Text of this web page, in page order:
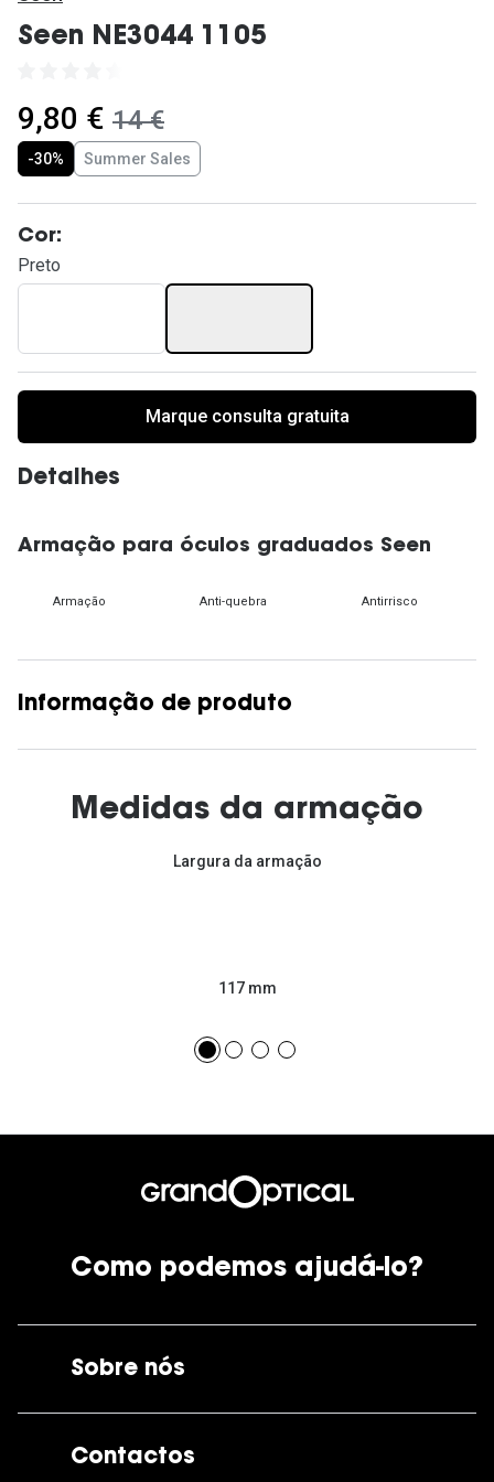
Seen NE3044 1105
agora:
9,80 € era:
14 €
-30% Summer Sales
Cor:
Preto
Marque consulta gratuita
Detalhes
Armação para óculos graduados Seen
Armação Anti-quebra Antirrisco
Informação de produto
Medidas da armação
Largura da armação
117 mm
Como podemos ajudá-lo?
Sobre nós
Contactos